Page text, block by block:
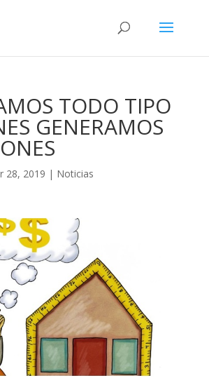
TODO TIPO
GENERAMOS
28, 2019 | Noticias